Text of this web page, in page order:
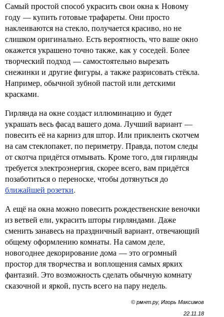
Самый простой способ украсить свои окна к Новому
году — купить готовые трафареты. Они просто
наклеиваются на стекло, получается красиво, но не
слишком оригинально. Есть вероятность, что ваше окно
окажется украшено точно также, как у соседей. Более
творческий подход — самостоятельно вырезать
снежинки и другие фигуры, а также разрисовать стёкла.
Например, обычной зубной пастой или детскими
красками.
Гирлянда на окне создаст иллюминацию и будет
украшать весь фасад вашего дома. Лучший вариант —
повесить её на карниз для штор. Или приклеить скотчем
на сам стеклопакет, по периметру. Правда, потом следы
от скотча придётся отмывать. Кроме того, для гирлянды
требуется электроэнергия, скорее всего, вам придётся
позаботиться о переноске, чтобы дотянуться до
ближайшей розетки.
А ещё на окна можно повесить рождественские веночки
из ветвей ели, украсить шторы гирляндами. Даже
сменить занавесь на праздничный вариант, отвечающий
общему оформлению комнаты. На самом деле,
новогоднее декорирование дома — это огромный
простор для творчества и воплощения самых ярких
фантазий. Это возможность сделать обычную комнату
сказочной и яркой, пусть всего на пару недель.
© рмнт.ру, Игорь Максимов
22.11.18